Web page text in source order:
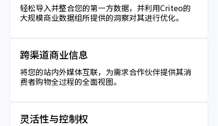
轻松导入并整合您的第一方数据，并利用Criteo的
大规模商业数据组所提供的洞察对其进行优化。
跨渠道商业信息
将您的站内外媒体互联，为需求合作伙伴提供其消
费者购物全过程的全面视图。
灵活性与控制权